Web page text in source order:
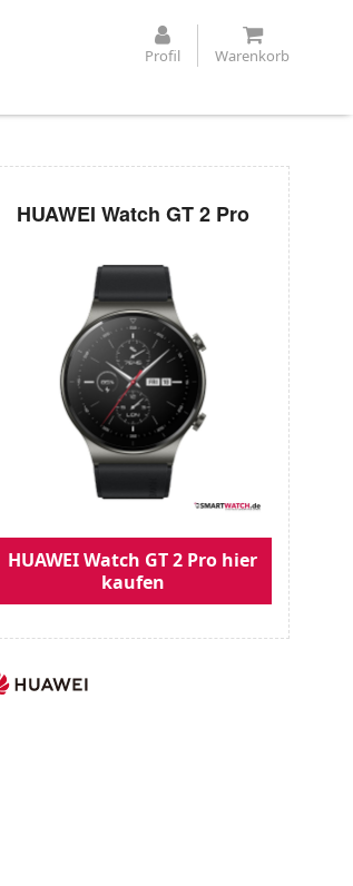
Profil Warenkorb
HUAWEI Watch GT 2 Pro
HUAWEI Watch GT 2 Pro hier
kaufen